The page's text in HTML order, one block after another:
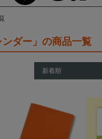
ンダー」の商品一覧